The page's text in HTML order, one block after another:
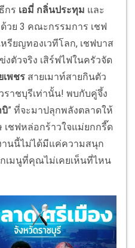
กร เอมี่ กลิ่นประทุม และ
วย 3 คณะกรรมการ เชฟ
รียญทองเวทีโลก, เชฟบาส
ตัวจริง เสิร์ฟไฟในครัวจัด
เพชร สายเมาท์สายกินตัว
าชบุรีเท่านั้น! พบกับคู่จึ้ง
บิ” ที่จะมาปลุกพลังตลาดให้
เชฟหล่อกร้าวใจแม่ยกกรี๊ด
นนี้ไม่ได้มีแค่ความสนุก
เมนูที่คุณไม่เคยเห็นที่ไหน